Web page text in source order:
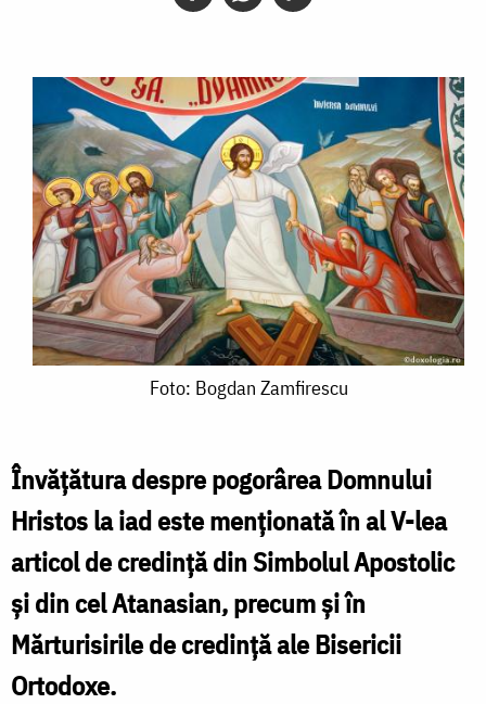
Foto: Bogdan Zamfirescu
Învăţătura despre pogorârea Domnului
Hristos la iad este menţionată în al V-lea
articol de credinţă din Simbolul Apostolic
şi din cel Atanasian, precum şi în
Mărturisirile de credinţă ale Bisericii
Ortodoxe.